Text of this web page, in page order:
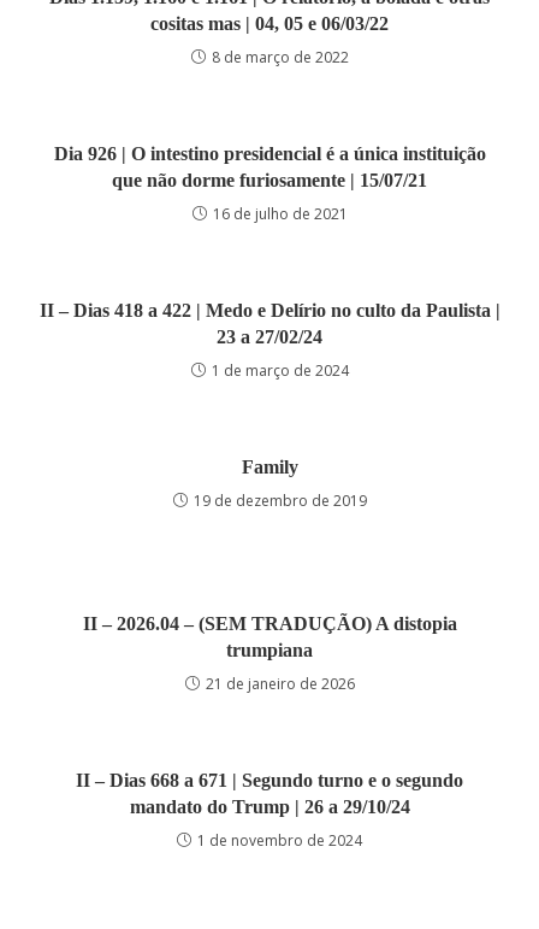
cositas mas | 04, 05 e 06/03/22
8 de março de 2022
Dia 926 | O intestino presidencial é a única instituição
que não dorme furiosamente | 15/07/21
16 de julho de 2021
II – Dias 418 a 422 | Medo e Delírio no culto da Paulista |
23 a 27/02/24
1 de março de 2024
Family
19 de dezembro de 2019
II – 2026.04 – (SEM TRADUÇÃO) A distopia
trumpiana
21 de janeiro de 2026
II – Dias 668 a 671 | Segundo turno e o segundo
mandato do Trump | 26 a 29/10/24
1 de novembro de 2024